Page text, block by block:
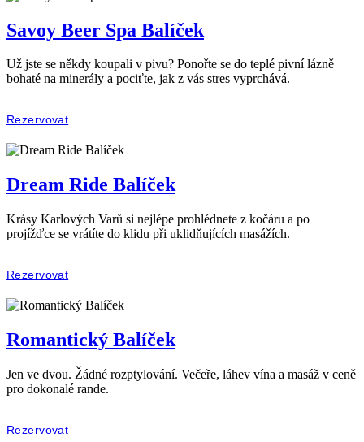
Savoy Beer Spa Balíček
Už jste se někdy koupali v pivu? Ponořte se do teplé pivní lázně
bohaté na minerály a pociťte, jak z vás stres vyprchává.
Rezervovat
Dream Ride Balíček
Krásy Karlových Varů si nejlépe prohlédnete z kočáru a po
projížďce se vrátíte do klidu při uklidňujících masážích.
Rezervovat
Romantický Balíček
Jen ve dvou. Žádné rozptylování. Večeře, láhev vína a masáž v ceně
pro dokonalé rande.
Rezervovat